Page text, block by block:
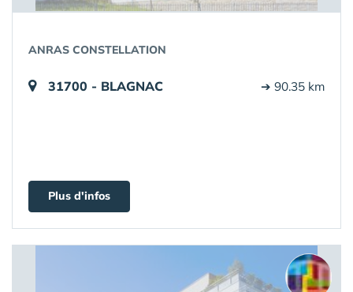
ANRAS CONSTELLATION
31700 - BLAGNAC ➔ 90.35 km
Plus d'infos